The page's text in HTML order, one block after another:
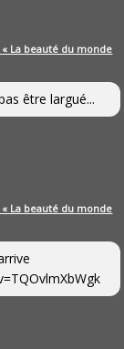
La beauté du monde
être largué...
La beauté du monde